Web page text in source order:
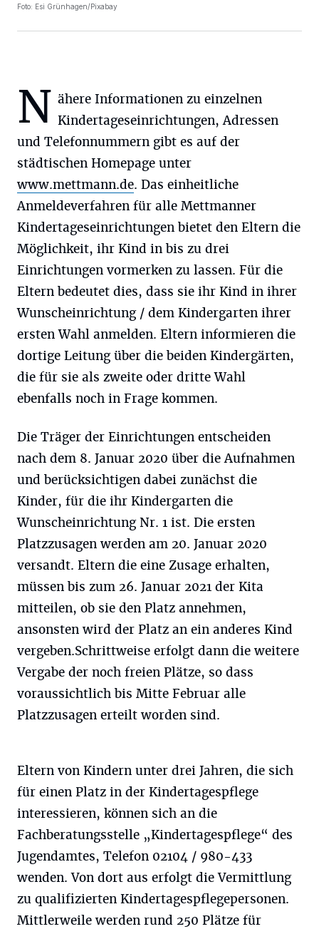
Foto: Esi Grünhagen/Pixabay
N ähere Informationen zu einzelnen
Kindertageseinrichtungen, Adressen
und Telefonnummern gibt es auf der
städtischen Homepage unter
www.mettmann.de. Das einheitliche
Anmeldeverfahren für alle Mettmanner
Kindertageseinrichtungen bietet den Eltern die
Möglichkeit, ihr Kind in bis zu drei
Einrichtungen vormerken zu lassen. Für die
Eltern bedeutet dies, dass sie ihr Kind in ihrer
Wunscheinrichtung / dem Kindergarten ihrer
ersten Wahl anmelden. Eltern informieren die
dortige Leitung über die beiden Kindergärten,
die für sie als zweite oder dritte Wahl
ebenfalls noch in Frage kommen.
Die Träger der Einrichtungen entscheiden
nach dem 8. Januar 2020 über die Aufnahmen
und berücksichtigen dabei zunächst die
Kinder, für die ihr Kindergarten die
Wunscheinrichtung Nr. 1 ist. Die ersten
Platzzusagen werden am 20. Januar 2020
versandt. Eltern die eine Zusage erhalten,
müssen bis zum 26. Januar 2021 der Kita
mitteilen, ob sie den Platz annehmen,
ansonsten wird der Platz an ein anderes Kind
vergeben.Schrittweise erfolgt dann die weitere
Vergabe der noch freien Plätze, so dass
voraussichtlich bis Mitte Februar alle
Platzzusagen erteilt worden sind.
Eltern von Kindern unter drei Jahren, die sich
für einen Platz in der Kindertagespflege
interessieren, können sich an die
Fachberatungsstelle „Kindertagespflege“ des
Jugendamtes, Telefon 02104 / 980-433
wenden. Von dort aus erfolgt die Vermittlung
zu qualifizierten Kindertagespflegepersonen.
Mittlerweile werden rund 250 Plätze für